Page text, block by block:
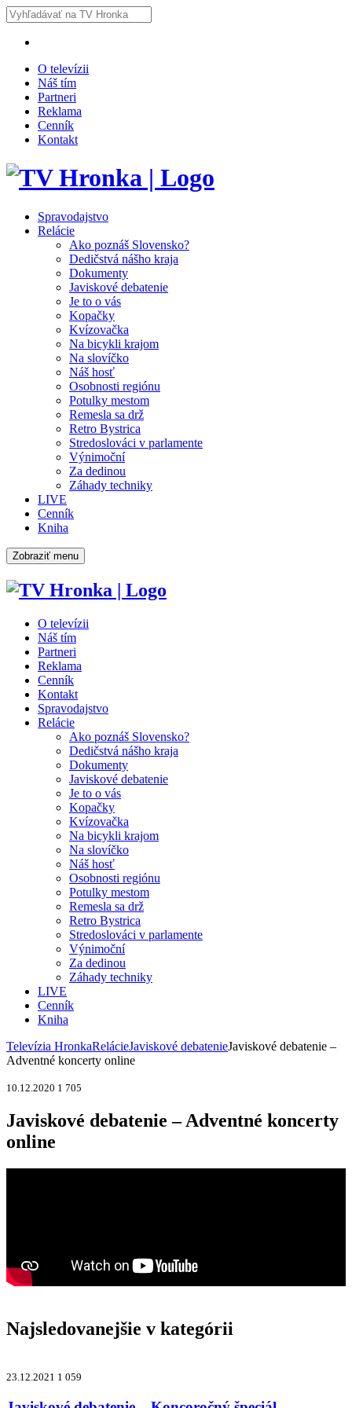
O televízii
Náš tím
Partneri
Reklama
Cenník
Kontakt
Spravodajstvo
Relácie
Ako poznáš Slovensko?
Dedičstvá nášho kraja
Dokumenty
Javiskové debatenie
Je to o vás
Kopačky
Kvízovačka
Na bicykli krajom
Na slovíčko
Náš hosť
Osobnosti regiónu
Potulky mestom
Remesla sa drž
Retro Bystrica
Stredoslováci v parlamente
Výnimoční
Za dedinou
Záhady techniky
LIVE
Cenník
Kniha
Zobraziť menu
O televízii
Náš tím
Partneri
Reklama
Cenník
Kontakt
Spravodajstvo
Relácie
Ako poznáš Slovensko?
Dedičstvá nášho kraja
Dokumenty
Javiskové debatenie
Je to o vás
Kopačky
Kvízovačka
Na bicykli krajom
Na slovíčko
Náš hosť
Osobnosti regiónu
Potulky mestom
Remesla sa drž
Retro Bystrica
Stredoslováci v parlamente
Výnimoční
Za dedinou
Záhady techniky
LIVE
Cenník
Kniha
Televízia HronkaRelácieJaviskové debatenieJaviskové debatenie –
Adventné koncerty online
10.12.2020 1 705
Javiskové debatenie – Adventné koncerty
online
Najsledovanejšie v kategórii
23.12.2021 1 059